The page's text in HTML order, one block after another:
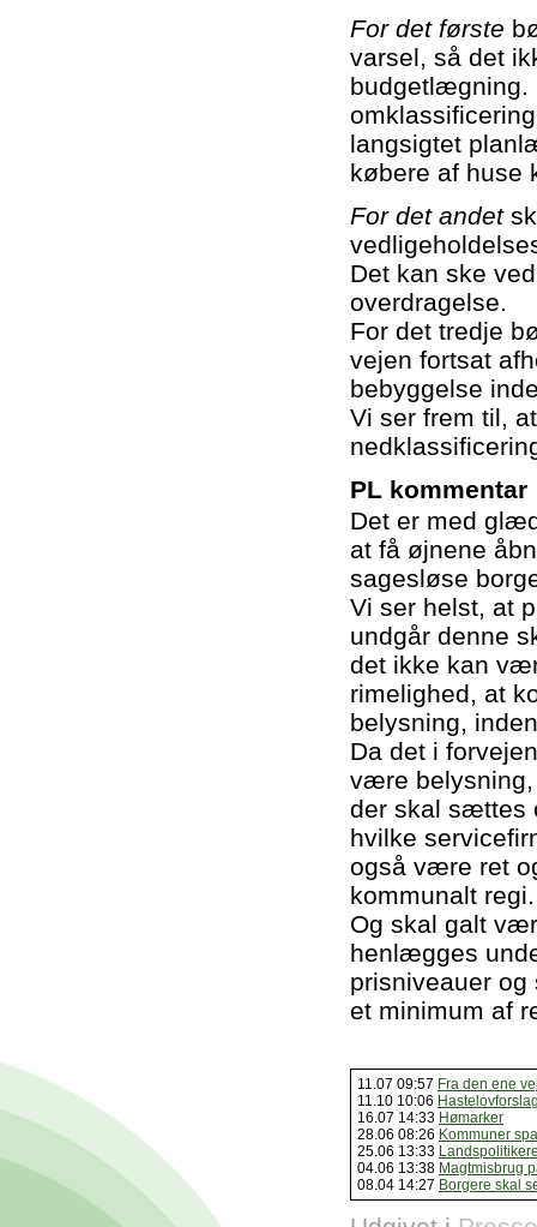
For det første
varsel, så det
budgetlægning.
langsigtet
købere af huse
For det andet
Det kan ske
overdragelse.
For det tredje
vejen fortsat
bebyggelse
Vi ser frem til,
PL kommentar
Det er med
at få øjnene
sagesløse
Vi ser helst, at
undgår denne
det ikke kan
rimelighed, at
belysning,
Da det i
være belysning,
der skal sættes
hvilke
også være ret
kommunalt
Og skal galt
henlægges
prisniveauer
et minimum af
11.07 09:57 Fra den ene
11.10 10:06
16.07 14:33 Hømarker
28.06 08:26 Kommuner
25.06 13:33
04.06 13:38 Magtmisbrug
08.04 14:27 Borgere skal